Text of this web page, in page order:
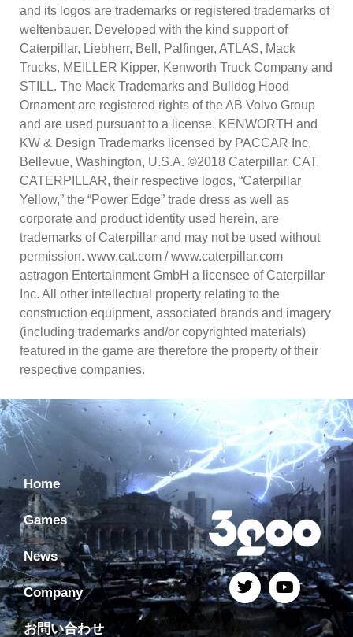
and its logos are trademarks or registered trademarks of
weltenbauer. Developed with the kind support of
Caterpillar, Liebherr, Bell, Palfinger, ATLAS, Mack
Trucks, MEILLER Kipper, Kenworth Truck Company and
STILL. The Mack Trademarks and Bulldog Hood
Ornament are registered rights of the AB Volvo Group
and are used pursuant to a license. KENWORTH and
KW & Design Trademarks licensed by PACCAR Inc,
Bellevue, Washington, U.S.A. ©2018 Caterpillar. CAT,
CATERPILLAR, their respective logos, “Caterpillar
Yellow,” the “Power Edge” trade dress as well as
corporate and product identity used herein, are
trademarks of Caterpillar and may not be used without
permission. www.cat.com / www.caterpillar.com
astragon Entertainment GmbH a licensee of Caterpillar
Inc. All other intellectual property relating to the
construction equipment, associated brands and imagery
(including trademarks and/or copyrighted materials)
featured in the game are therefore the property of their
respective companies.
Home
Games
News
Company
お問い合わせ